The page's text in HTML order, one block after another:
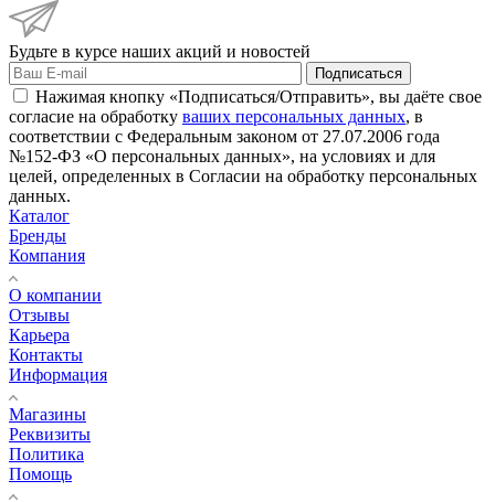
Будьте в курсе наших акций и новостей
Подписаться
Нажимая кнопку «Подписаться/Отправить», вы даёте свое
согласие на обработку ваших персональных данных, в
соответствии с Федеральным законом от 27.07.2006 года
№152-ФЗ «О персональных данных», на условиях и для
целей, определенных в Согласии на обработку персональных
данных.
Каталог
Бренды
Компания
О компании
Отзывы
Карьера
Контакты
Информация
Магазины
Реквизиты
Политика
Помощь